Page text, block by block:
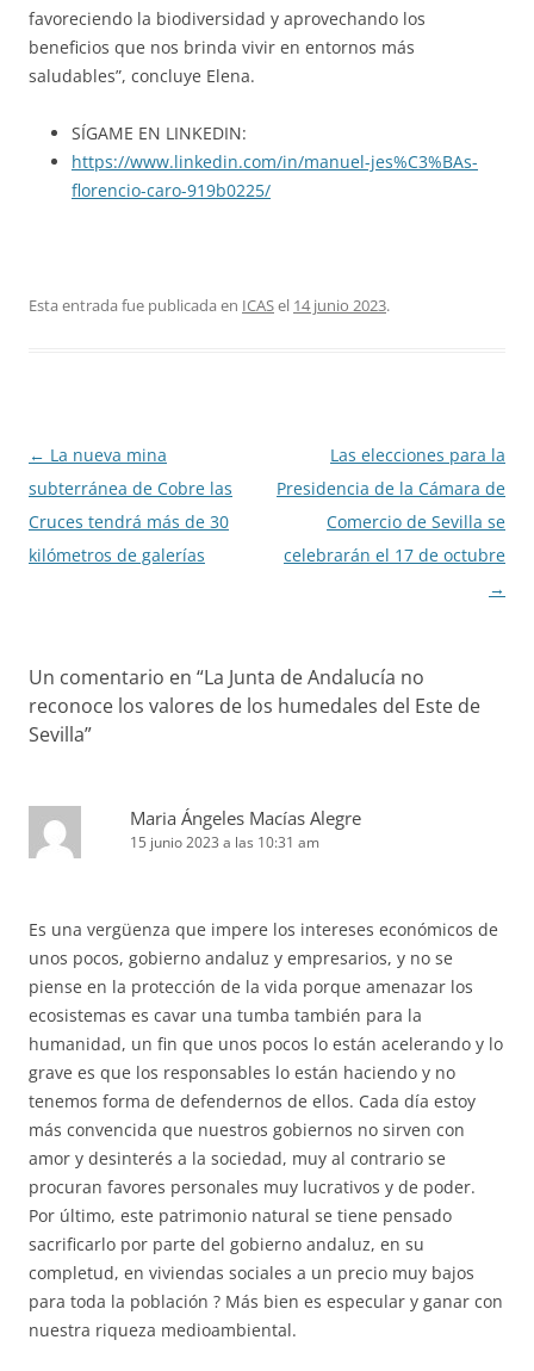
favoreciendo la biodiversidad y aprovechando los
beneficios que nos brinda vivir en entornos más
saludables”, concluye Elena.
SÍGAME EN LINKEDIN:
https://www.linkedin.com/in/manuel-jes%C3%BAs-
florencio-caro-919b0225/
Esta entrada fue publicada en ICASel 14 junio 2023.
Navegación
de
entradas
← La nueva mina
subterránea de Cobre las
Cruces tendrá más de 30
kilómetros de galerías
Las elecciones para la
Presidencia de la Cámara de
Comercio de Sevilla se
celebrarán el 17 de octubre
→
Un comentario en “La Junta de Andalucía no
reconoce los valores de los humedales del Este de
Sevilla”
Maria Ángeles Macías Alegre
15 junio 2023 a las 10:31 am
Es una vergüenza que impere los intereses económicos de
unos pocos, gobierno andaluz y empresarios, y no se
piense en la protección de la vida porque amenazar los
ecosistemas es cavar una tumba también para la
humanidad, un fin que unos pocos lo están acelerando y lo
grave es que los responsables lo están haciendo y no
tenemos forma de defendernos de ellos. Cada día estoy
más convencida que nuestros gobiernos no sirven con
amor y desinterés a la sociedad, muy al contrario se
procuran favores personales muy lucrativos y de poder.
Por último, este patrimonio natural se tiene pensado
sacrificarlo por parte del gobierno andaluz, en su
completud, en viviendas sociales a un precio muy bajos
para toda la población ? Más bien es especular y ganar con
nuestra riqueza medioambiental.